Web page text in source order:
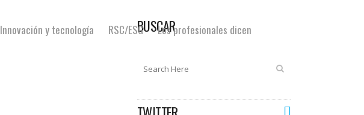
Innovación y tecnología RSC/ESG Los profesionales dicen
BUSCAR